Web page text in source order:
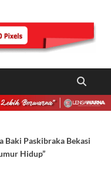
Baki Paskibraka Bekasi
Hidup”